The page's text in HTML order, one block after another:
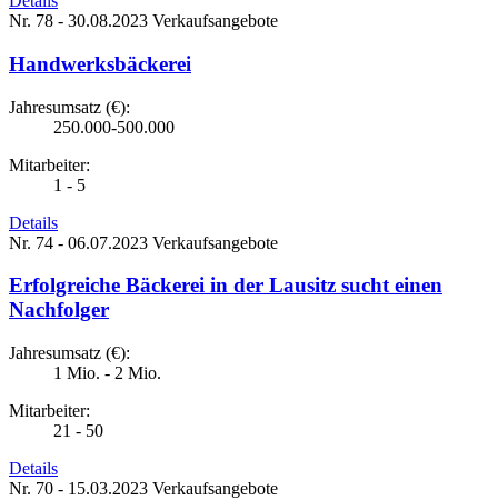
Nr. 78 - 30.08.2023 Verkaufsangebote
Handwerksbäckerei
Jahresumsatz (€):
250.000-500.000
Mitarbeiter:
1 - 5
Details
Nr. 74 - 06.07.2023 Verkaufsangebote
Erfolgreiche Bäckerei in der Lausitz sucht einen
Nachfolger
Jahresumsatz (€):
1 Mio. - 2 Mio.
Mitarbeiter:
21 - 50
Details
Nr. 70 - 15.03.2023 Verkaufsangebote